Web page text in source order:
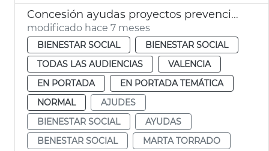
Concesión ayudas proyectos prevención racismo y xenofobia 2025
modificado hace 7 meses
BIENESTAR SOCIAL
BIENESTAR SOCIAL
TODAS LAS AUDIENCIAS
VALENCIA
EN PORTADA
EN PORTADA TEMÁTICA
NORMAL
AJUDES
BIENESTAR SOCIAL
AYUDAS
BENESTAR SOCIAL
MARTA TORRADO